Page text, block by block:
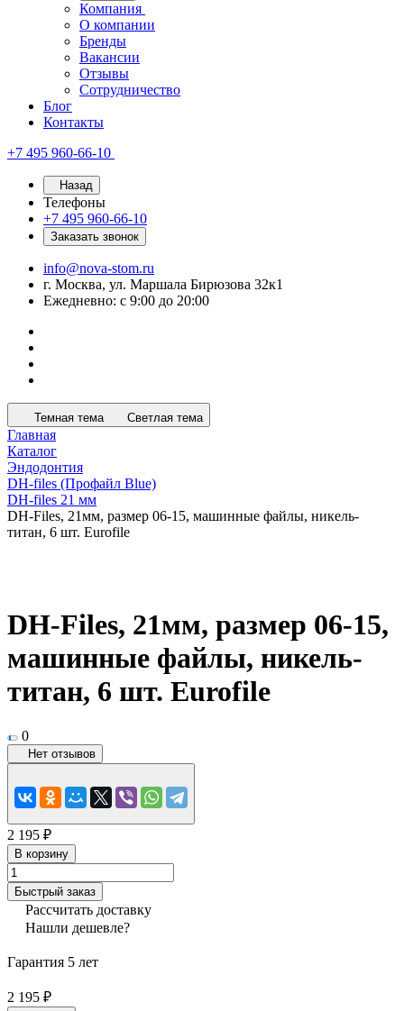
Компания
О компании
Бренды
Вакансии
Отзывы
Сотрудничество
Блог
Контакты
+7 495 960-66-10
Назад
Телефоны
+7 495 960-66-10
Заказать звонок
info@nova-stom.ru
г. Москва, ул. Маршала Бирюзова 32к1
Ежедневно: с 9:00 до 20:00
Темная тема Светлая тема
Главная
Каталог
Эндодонтия
DH-files (Профайл Blue)
DH-files 21 мм
DH-Files, 21мм, размер 06-15, машинные файлы, никель-
титан, 6 шт. Eurofile
DH-Files, 21мм, размер 06-15,
машинные файлы, никель-
титан, 6 шт. Eurofile
0
Нет отзывов
2 195 ₽
В корзину
Быстрый заказ
Рассчитать доставку
Нашли дешевле?
Гарантия 5 лет
2 195 ₽